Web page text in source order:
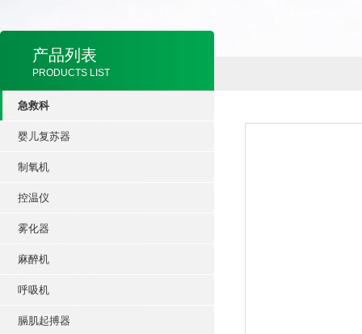
产品列表
PRODUCTS LIST
急救科
婴儿复苏器
制氧机
控温仪
雾化器
麻醉机
呼吸机
膈肌起搏器